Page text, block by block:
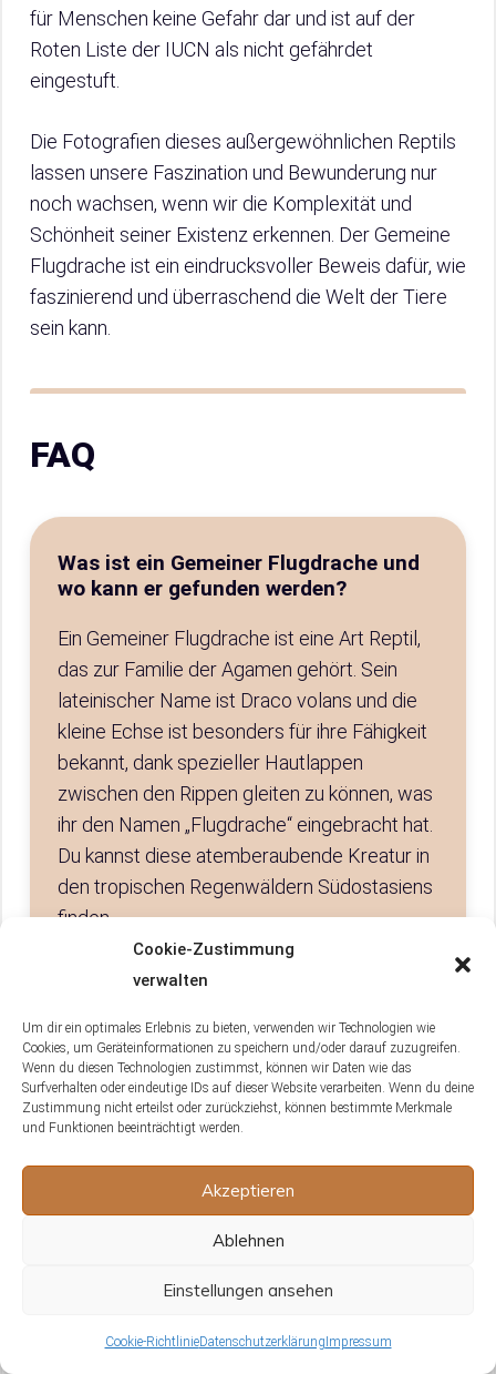
Cookie-Zustimmung
verwalten
Um dir ein optimales Erlebnis zu bieten, verwenden wir Technologien wie
Cookies, um Geräteinformationen zu speichern und/oder darauf zuzugreifen.
Wenn du diesen Technologien zustimmst, können wir Daten wie das
Surfverhalten oder eindeutige IDs auf dieser Website verarbeiten. Wenn du deine
Zustimmung nicht erteilst oder zurückziehst, können bestimmte Merkmale
und Funktionen beeinträchtigt werden.
Akzeptieren
Ablehnen
Einstellungen ansehen
Cookie-RichtlinieDatenschutzerklärung Impressum
für Menschen keine Gefahr dar und ist auf der
Roten Liste der IUCN als nicht gefährdet
eingestuft.
Die Fotografien dieses außergewöhnlichen Reptils
lassen unsere Faszination und Bewunderung nur
noch wachsen, wenn wir die Komplexität und
Schönheit seiner Existenz erkennen. Der Gemeine
Flugdrache ist ein eindrucksvoller Beweis dafür, wie
faszinierend und überraschend die Welt der Tiere
sein kann.
FAQ
Was ist ein Gemeiner Flugdrache und
wo kann er gefunden werden?
Ein Gemeiner Flugdrache ist eine Art Reptil,
das zur Familie der Agamen gehört. Sein
lateinischer Name ist Draco volans und die
kleine Echse ist besonders für ihre Fähigkeit
bekannt, dank spezieller Hautlappen
zwischen den Rippen gleiten zu können, was
ihr den Namen „Flugdrache“ eingebracht hat.
Du kannst diese atemberaubende Kreatur in
den tropischen Regenwäldern Südostasiens
finden.
Was sind die einzigartigen Merkmale
und Verhaltensweisen eines Gemeinen
Flugdrachen?
Der Gemeine Flugdrache hat eine
beeindruckende Palette an einzigartigen
Merkmalen und Verhaltensweisen. Er ist
dafür bekannt, extrem flink und akrobatisch
Flüchten vor Raubtieren hilft. Dazu gehören
Stürze und sogar kurze Flugphasen. Optisch